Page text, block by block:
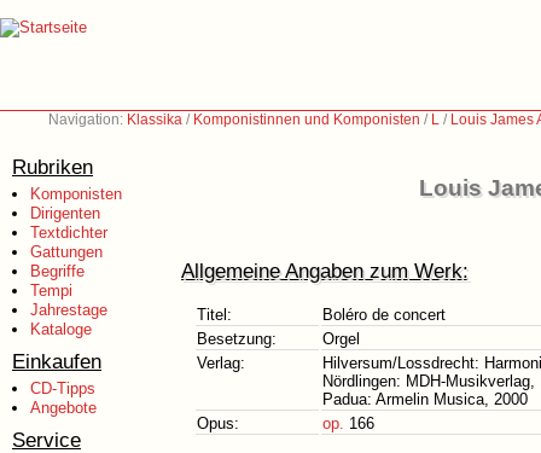
Navigation: Klassika / Komponistinnen und Komponisten / L / Louis James
Rubriken
Komponisten
Dirigenten
Textdichter
Gattungen
Begriffe
Tempi
Jahrestage
Kataloge
Einkaufen
CD-Tipps
Angebote
Service
Louis
Allgemeine Angaben zum Werk:
Titel:
Boléro de concert
Besetzung:
Orgel
Verlag:
Hilversum/Lossdrecht:
Nördlingen: MDH-Musikverlag,
Padua: Armelin Musica, 2000
Opus:
op. 166